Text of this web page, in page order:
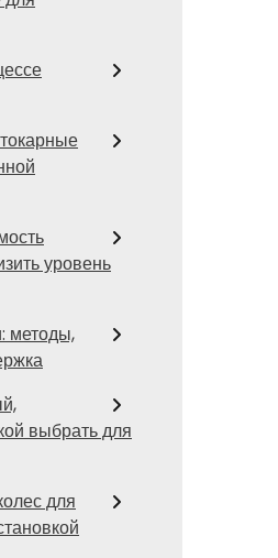
уровень
методы,
выбрать для
для